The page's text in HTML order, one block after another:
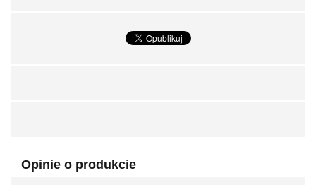
Opinie o produkcie